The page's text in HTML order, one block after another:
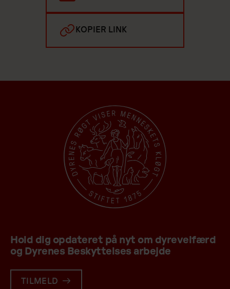
KOPIER LINK
Hold dig opdateret på nyt om dyrevelfærd
og Dyrenes Beskyttelses arbejde
TILMELD